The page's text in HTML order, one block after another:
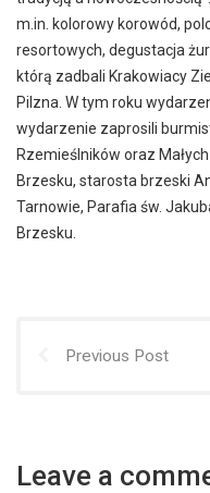
m.in. kolorowy korowód,
resortowych, degustacja
którą zadbali Krakowiacy
Pilzna. W tym roku
wydarzenie zaprosili
Rzemieślników oraz
Brzesku, starosta brzeski
Tarnowie, Parafia św.
Brzesku.
Previous Post
Leave a